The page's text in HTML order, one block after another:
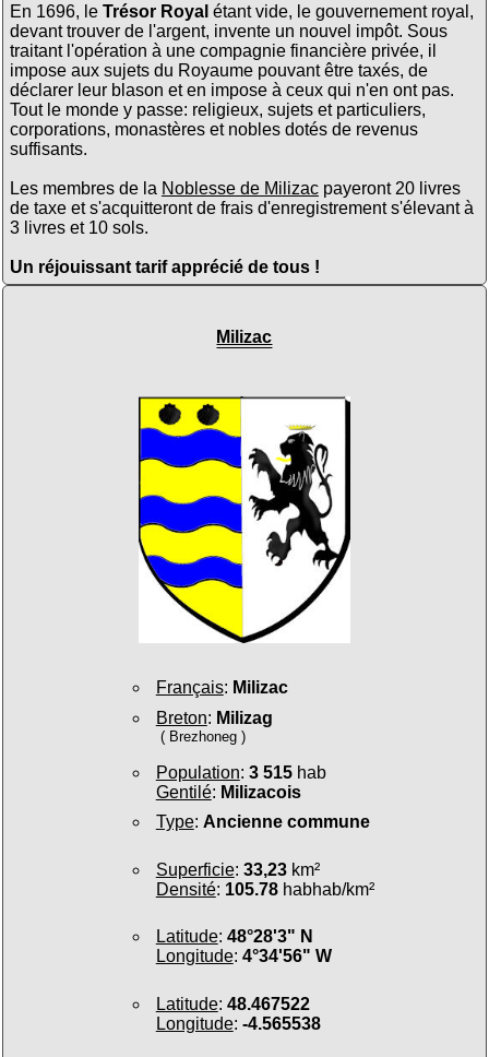
En 1696, le Trésor Royal étant vide, le gouvernement royal,
devant trouver de l'argent, invente un nouvel impôt. Sous
traitant l'opération à une compagnie financière privée, il
impose aux sujets du Royaume pouvant être taxés, de
déclarer leur blason et en impose à ceux qui n'en ont pas.
Tout le monde y passe: religieux, sujets et particuliers,
corporations, monastères et nobles dotés de revenus
suffisants.
Les membres de la Noblesse de Milizacpayeront 20 livres
de taxe et s'acquitteront de frais d'enregistrement s'élevant à
3 livres et 10 sols.
Un réjouissant tarif apprécié de tous !
Milizac
Français: Milizac
Breton: Milizag
( Brezhoneg )
Population: 3 515hab
Gentilé: Milizacois
Type: Ancienne commune
Superficie: 33,23km²
Densité: 105.78habhab/km²
Latitude: 48°28'3" N
Longitude: 4°34'56" W
Latitude: 48.467522
Longitude: -4.565538